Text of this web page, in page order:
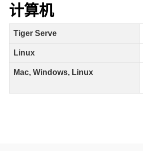
计算机
Tiger Serve
Linux
Mac, Windows, Linux